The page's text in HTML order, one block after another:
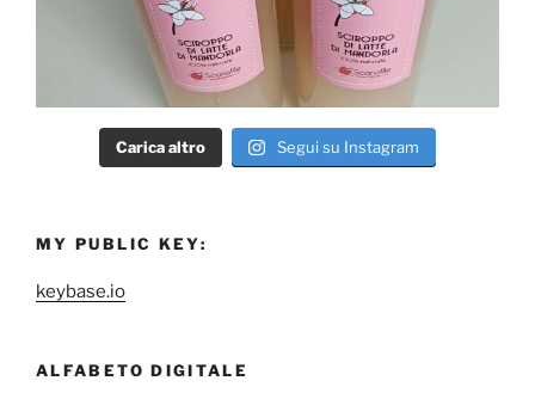
Carica altro Segui su Instagram
MY PUBLIC KEY:
keybase.io
ALFABETO DIGITALE